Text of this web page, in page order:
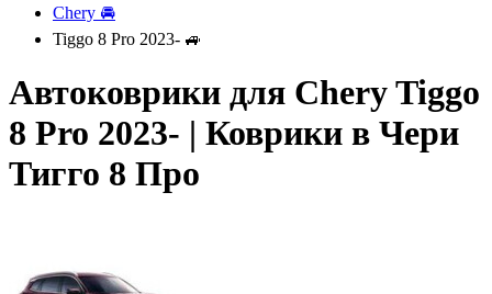
Chery 🚘
Tiggo 8 Pro 2023- 🚙
Автоковрики для Chery Tiggo
8 Pro 2023- | Коврики в Чери
Тигго 8 Про